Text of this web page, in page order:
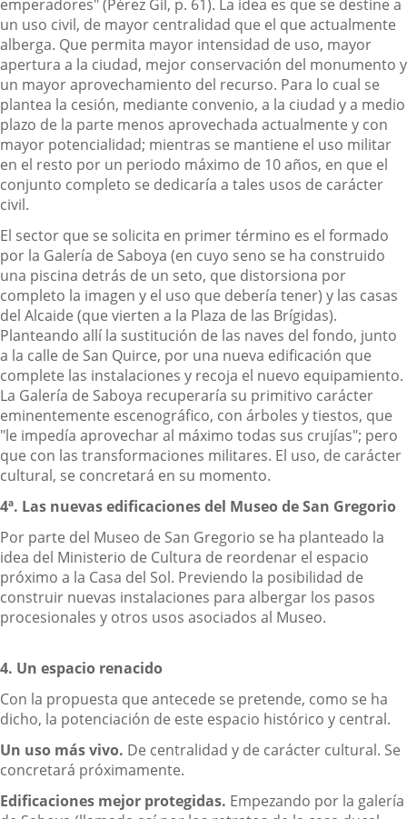
emperadores" (Pérez Gil, p. 61). La idea es que se destine a
un uso civil, de mayor centralidad que el que actualmente
alberga. Que permita mayor intensidad de uso, mayor
apertura a la ciudad, mejor conservación del monumento y
un mayor aprovechamiento del recurso. Para lo cual se
plantea la cesión, mediante convenio, a la ciudad y a medio
plazo de la parte menos aprovechada actualmente y con
mayor potencialidad; mientras se mantiene el uso militar
en el resto por un periodo máximo de 10 años, en que el
conjunto completo se dedicaría a tales usos de carácter
civil.
El sector que se solicita en primer término es el formado
por la Galería de Saboya (en cuyo seno se ha construido
una piscina detrás de un seto, que distorsiona por
completo la imagen y el uso que debería tener) y las casas
del Alcaide (que vierten a la Plaza de las Brígidas).
Planteando allí la sustitución de las naves del fondo, junto
a la calle de San Quirce, por una nueva edificación que
complete las instalaciones y recoja el nuevo equipamiento.
La Galería de Saboya recuperaría su primitivo carácter
eminentemente escenográfico, con árboles y tiestos, que
"le impedía aprovechar al máximo todas sus crujías"; pero
que con las transformaciones militares. El uso, de carácter
cultural, se concretará en su momento.
4ª. Las nuevas edificaciones del Museo de San Gregorio
Por parte del Museo de San Gregorio se ha planteado la
idea del Ministerio de Cultura de reordenar el espacio
próximo a la Casa del Sol. Previendo la posibilidad de
construir nuevas instalaciones para albergar los pasos
procesionales y otros usos asociados al Museo.
4. Un espacio renacido
Con la propuesta que antecede se pretende, como se ha
dicho, la potenciación de este espacio histórico y central.
Un uso más vivo. De centralidad y de carácter cultural. Se
concretará próximamente.
Edificaciones mejor protegidas. Empezando por la galería